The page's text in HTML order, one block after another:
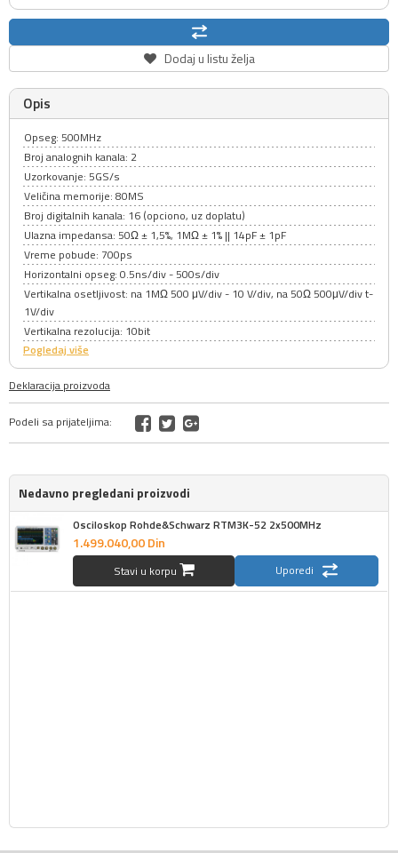
Dodaj u listu želja
Opis
Opseg: 500MHz
Broj analognih kanala: 2
Uzorkovanje: 5GS/s
Veličina memorije: 80MS
Broj digitalnih kanala: 16 (opciono, uz doplatu)
Ulazna impedansa: 50Ω ± 1,5%, 1MΩ ± 1% || 14pF ± 1pF
Vreme pobude: 700ps
Horizontalni opseg: 0.5ns/div - 500s/div
Vertikalna osetljivost: na 1MΩ 500 μV/div - 10 V/div, na 50Ω 500μV/div t-
1V/div
Vertikalna rezolucija: 10bit
Pogledaj više
Deklaracija proizvoda
Podeli sa prijateljima:
Nedavno pregledani proizvodi
Osciloskop Rohde&Schwarz RTM3K-52 2x500MHz
1.499.040,00Din
Stavi u korpu Uporedi